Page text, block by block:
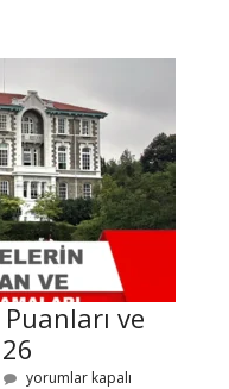
ve
yorumlar kapalı